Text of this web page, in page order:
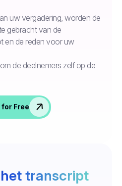
uw vergadering, worden de
gebracht van de
en de reden voor uw
de deelnemers zelf op de
Free
transcript